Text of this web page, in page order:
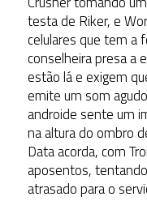
testa de Riker, e
celulares que tem a
conselheira presa a
estão lá e exigem
emite um som
androide sente um
na altura do ombro
Data acorda, com
aposentos,
atrasado para o